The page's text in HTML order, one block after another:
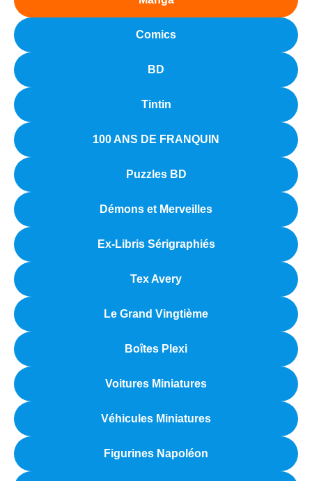
Comics
BD
Tintin
100 ANS DE FRANQUIN
Puzzles BD
Démons et Merveilles
Ex-Libris Sérigraphiés
Tex Avery
Le Grand Vingtième
Boîtes Plexi
Voitures Miniatures
Véhicules Miniatures
Figurines Napoléon